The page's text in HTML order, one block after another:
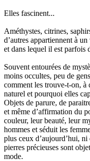
Elles fascinent...
Améthystes, citrines,
d’autres appartiennent à
et dans lequel il est
Souvent entourées de
moins occultes, peu de
comment les trouve-t-on, à
naturel et pourquoi elles
Objets de parure, de
et même d’affirmation du
couleur, leur beauté, leur
hommes et séduit les
plus ceux d’aujourd’hui,
pierres précieuses sont
mode.